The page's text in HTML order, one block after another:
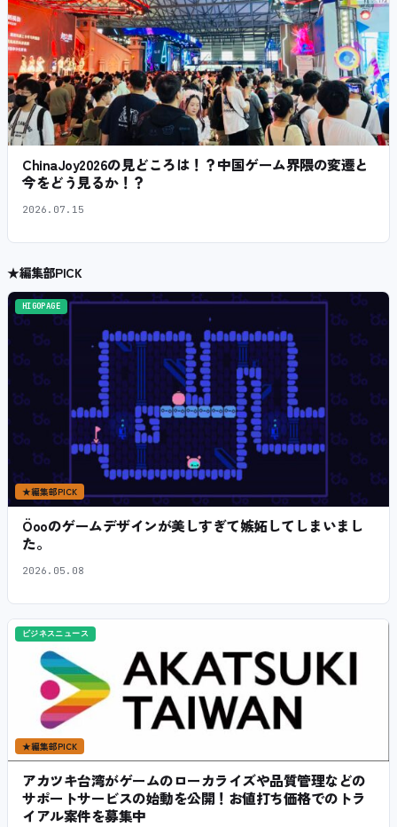
ChinaJoy2026の見どころは！？中国ゲーム界隈の変遷と
今をどう見るか！？
2026.07.15
★編集部PICK
HIGOPAGE
★編集部PICK
Öooのゲームデザインが美しすぎて嫉妬してしまいまし
た。
2026.05.08
ビジネスニュース
★編集部PICK
アカツキ台湾がゲームのローカライズや品質管理などの
サポートサービスの始動を公開！お値打ち価格でのトラ
イアル案件を募集中